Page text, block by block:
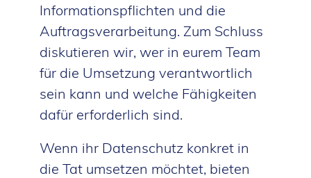
Informationspflichten und die
Auftragsverarbeitung. Zum Schluss
diskutieren wir, wer in eurem Team
für die Umsetzung verantwortlich
sein kann und welche Fähigkeiten
dafür erforderlich sind.
Wenn ihr Datenschutz konkret in
die Tat umsetzen möchtet, bieten